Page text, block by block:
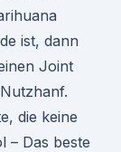
ist, dann
Joint
die keine
– Das beste